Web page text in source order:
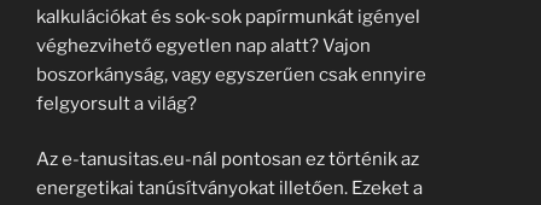
kalkulációkat és sok-sok papírmunkát igényel
véghezvihető egyetlen nap alatt? Vajon
boszorkányság, vagy egyszerűen csak ennyire
felgyorsult a világ?
Az e-tanusitas.eu-nál pontosan ez történik az
energetikai tanúsítványokat illetően. Ezeket a